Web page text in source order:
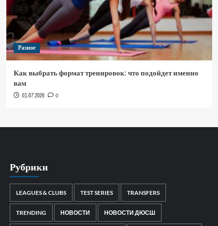
Разное
Как выбрать формат тренировок: что подойдет именно
вам
01.07.2026 0
Рубрики
LEAGUES & CLUBS TEST SERIES TRANSFERS
TRENDING НОВОСТИ НОВОСТИ ДЮСШ